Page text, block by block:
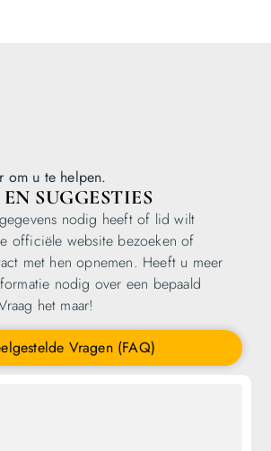
om u te helpen.
SUGGESTIES
nodig heeft of lid wilt
officiële website bezoeken of
met hen opnemen. Heeft u meer
nodig over een bepaald
het maar!
Vragen (FAQ)